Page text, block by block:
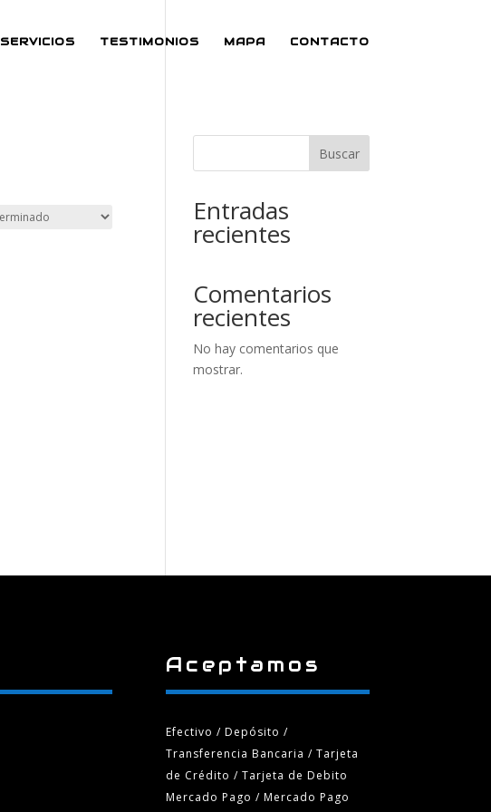
SERVICIOS TESTIMONIOS MAPA CONTACTO
Buscar
Entradas
recientes
Comentarios
recientes
No hay comentarios que
mostrar.
Aceptamos
Efectivo / Depósito /
Transferencia Bancaria/ Tarjeta
de Crédito / Tarjeta de Debito
Mercado Pago / Mercado Pago